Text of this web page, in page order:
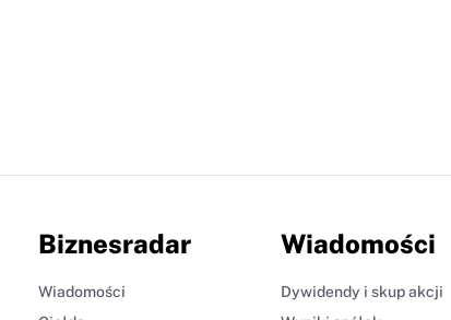
Biznesradar
Wiadomości
Wiadomości
Dywidendy i skup akcji